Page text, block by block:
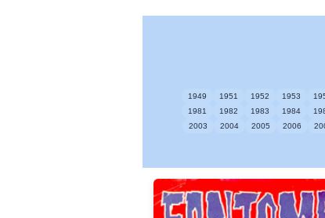
1949
1951 1952 1953
1981
1982 1983 1984
2003
2004 2005 2006